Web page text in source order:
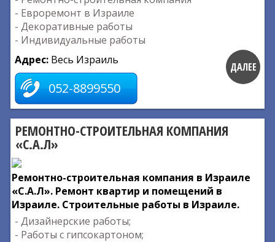
- Евроремонт в Израиле
- Декоративные работы
- Индивидуальные работы
Адрес: Весь Израиль
052-8899550
ДАЛЕЕ
РЕМОНТНО-СТРОИТЕЛЬНАЯ КОМПАНИЯ
«С.А.Л»
Ремонтно-строительная компания в Израиле
«С.А.Л». Ремонт квартир и помещений в
Израиле. Строительные работы в Израиле.
- Дизайнерские работы;
- Работы с гипсокартоном;